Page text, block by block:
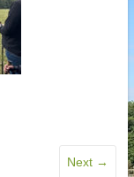
Next →